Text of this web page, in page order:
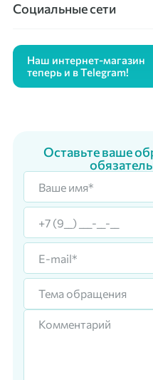
Социальные сети
Наш интернет-магазин
теперь и в Telegram!
Оставьте ваше
Тема обращения